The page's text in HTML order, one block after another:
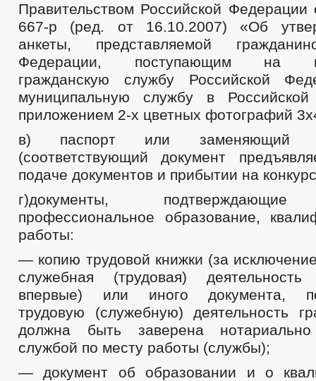
Правительством Российской
667-р (ред. от 16.10.2007) «Об
анкеты, представляемой
Федерации, поступающим на
гражданскую службу Российской
муниципальную службу в
приложением 2-х цветных фотографий
в) паспорт или заменяющий
(соответствующий документ
подаче документов и прибытии на
г)документы, подтверждающие
профессиональное образование,
работы:
— копию трудовой книжки (за
служебная (трудовая) деятельность
впервые) или иного документа,
трудовую (служебную) деятельность
должна быть заверена
службой по месту работы (службы);
— документ об образовании и о